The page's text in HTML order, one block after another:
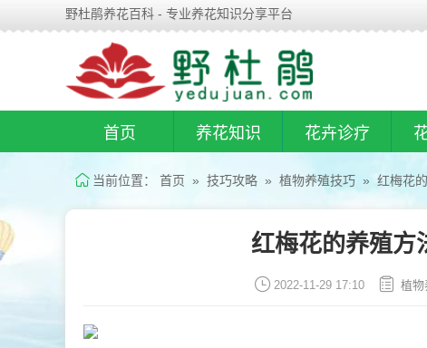
野杜鹃养花百科 - 专业养花知识分享平台
首页 养花知识 花卉诊疗
当前位置： 首页 » 技巧攻略 » 植物养殖技巧 » 红梅花
红梅花的养殖方
2022-11-29 17:10 植物